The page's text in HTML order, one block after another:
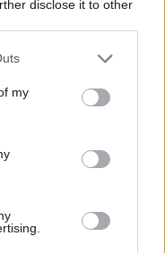
disclose it to other
my
Băsescu:
Orban, Rareș